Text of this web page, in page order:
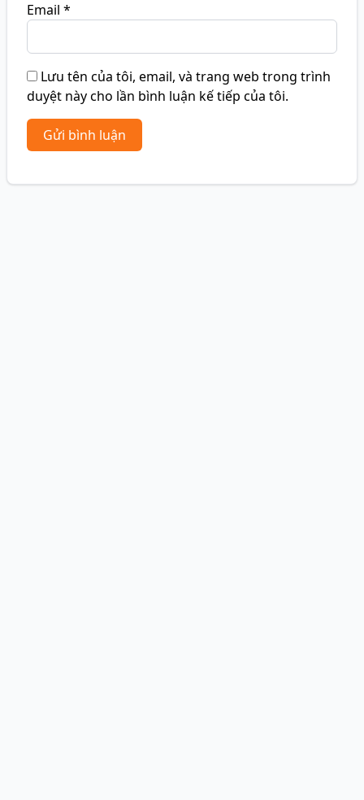
Email *
Lưu tên của tôi, email, và trang web trong trình
duyệt này cho lần bình luận kế tiếp của tôi.